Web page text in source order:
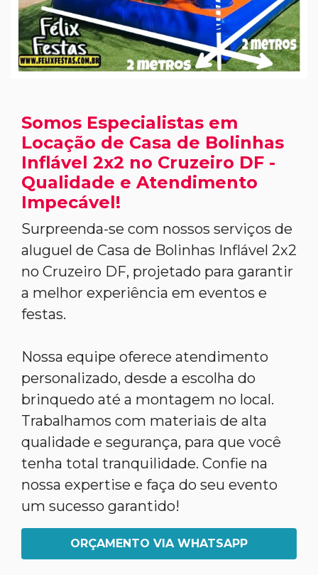
Somos Especialistas em
Locação de Casa de Bolinhas
Inflável 2x2 no Cruzeiro DF -
Qualidade e Atendimento
Impecável!
Surpreenda-se com nossos serviços de
aluguel de Casa de Bolinhas Inflável 2x2
no Cruzeiro DF, projetado para garantir
a melhor experiência em eventos e
festas.
Nossa equipe oferece atendimento
personalizado, desde a escolha do
brinquedo até a montagem no local.
Trabalhamos com materiais de alta
qualidade e segurança, para que você
tenha total tranquilidade. Confie na
nossa expertise e faça do seu evento
um sucesso garantido!
ORÇAMENTO VIA WHATSAPP